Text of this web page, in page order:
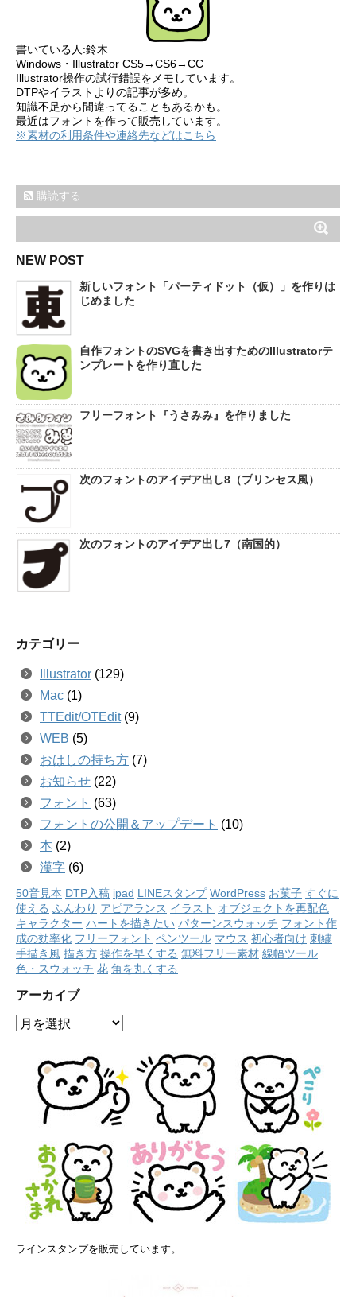
書いている人:鈴木
Windows・Illustrator CS5→CS6→CC
Illustrator操作の試行錯誤をメモしています。
DTPやイラストよりの記事が多め。
知識不足から間違ってることもあるかも。
最近はフォントを作って販売しています。
※素材の利用条件や連絡先などはこちら
購読する
NEW POST
新しいフォント「パーティドット（仮）」を作りは
じめました
自作フォントのSVGを書き出すためのIllustratorテ
ンプレートを作り直した
フリーフォント『うさみみ』を作りました
次のフォントのアイデア出し8（プリンセス風）
次のフォントのアイデア出し7（南国的）
カテゴリー
Illustrator (129)
Mac (1)
TTEdit/OTEdit(9)
WEB (5)
おはしの持ち方 (7)
お知らせ (22)
フォント (63)
フォントの公開＆アップデート (10)
本 (2)
漢字 (6)
50音見本 DTP入稿 ipad LINEスタンプ WordPress お菓子 すぐに
使える ふんわり アピアランス イラスト オブジェクトを再配色
キャラクター ハートを描きたい パターンスウォッチ フォント作
成の効率化 フリーフォント ペンツール マウス 初心者向け 刺繍
手描き風 描き方 操作を早くする 無料フリー素材 線幅ツール
色・スウォッチ 花 角を丸くする
アーカイブ
ア
ラインスタンプを販売しています。